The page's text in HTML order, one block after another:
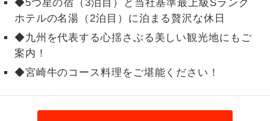
◆5つ星の宿（3泊目）と当社基準最上級Sランク
ホテルの名湯（2泊目）に泊まる贅沢な休日
◆九州を代表する心揺さぶる美しい観光地にもご
案内！
◆宮崎牛のコース料理をご堪能ください！
全食事付き
事の心配はいりません。（機内食を除
く）
お部屋食
お部屋にてゆっくりとお召し上がりいた
ホン
をじっくり聞くことができます。